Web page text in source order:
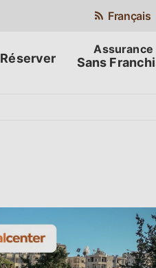
Français
Réserver Sans